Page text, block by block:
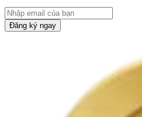
Đăng ký ngay